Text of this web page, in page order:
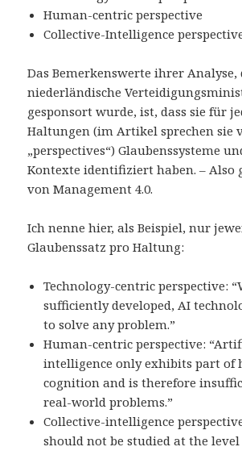
Human-centric perspective
Collective-Intelligence
Das Bemerkenswerte ihrer Analyse,
niederländische
gesponsort wurde, ist, dass sie für
Haltungen (im Artikel sprechen sie
„perspectives“) Glaubenssysteme
Kontexte identifiziert haben. – Also
von Management 4.0.
Ich nenne hier, als Beispiel, nur
Glaubenssatz pro Haltung:
Technology-centric perspective:
sufficiently developed, AI
to solve any problem.”
Human-centric perspective:
intelligence only exhibits part of
cognition and is therefore
real-world problems.”
Collective-intelligence
should not be studied at the